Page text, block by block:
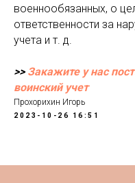
военнообязанных, о
ответственности за
учета и т. д.
>> Закажите у нас
воинский учет
Прохорихин Игорь
2023-10-26 16:51